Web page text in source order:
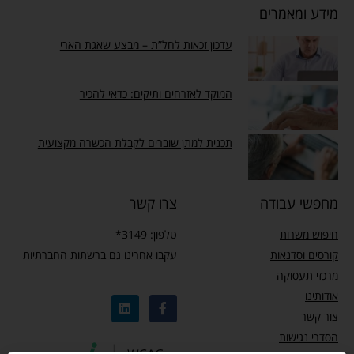
מידע ומאמרים
עדכון זכאות לחל”ת – מבצע שאגת הארי
המוקד לאזרחים ותיקים: כדאי להכיר
תכנית למתן שוברים לקבלת הכשרה מקצועית
מחפשי עבודה
חיפוש משרות
קורסים וסדנאות
מרכזי תעסוקה
אודותינו
צור קשר
הסדרי נגישות
צרו קשר
טלפון: 3149*
עקבו אחרינו גם ברשתות החברתיות